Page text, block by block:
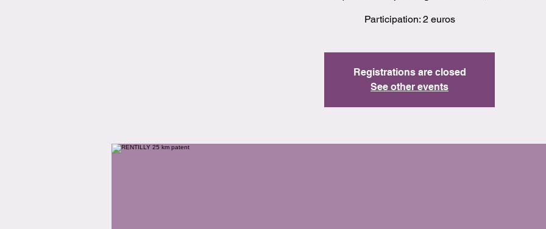
Participation: 2 euros
Registrations are closed
See other events